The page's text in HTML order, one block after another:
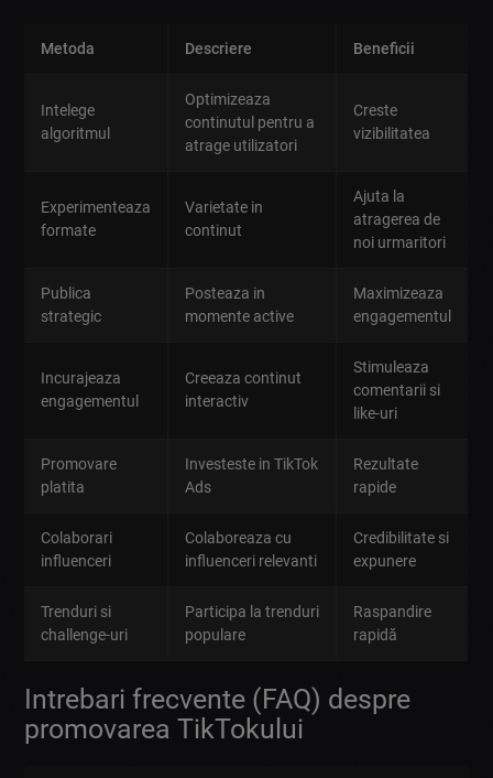
Metoda Descriere Beneficii
Intelege
algoritmul
Optimizeaza
continutul pentru a
atrage utilizatori
Creste
vizibilitatea
Experimenteaza
formate
Varietate in
continut
Ajuta la
atragerea de
noi urmaritori
Publica
strategic
Posteaza in
momente active
Maximizeaza
engagementul
Incurajeaza
engagementul
Creeaza continut
interactiv
Stimuleaza
comentarii si
like-uri
Promovare
platita
Investeste in TikTok
Ads
Rezultate
rapide
Colaborari
influenceri
Colaboreaza cu
influenceri relevanti
Credibilitate si
expunere
Trenduri si
challenge-uri
Participa la trenduri
populare
Raspandire
rapidă
Intrebari frecvente (FAQ) despre
promovarea TikTokului